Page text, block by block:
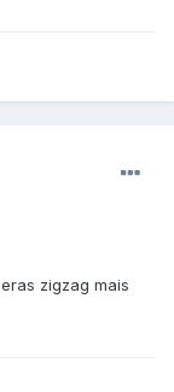
zigzag mais